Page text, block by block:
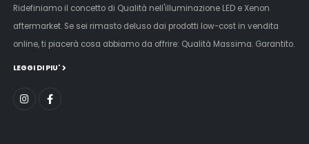
Ridefiniamo il concetto di Qualità nell'illuminazione LED e Xenon
aftermarket. Se sei rimasto deluso dai prodotti low-cost in vendita
online, ti piacerà cosa abbiamo da offrire: Qualità Massima. Garantito.
LEGGI DI PIU'